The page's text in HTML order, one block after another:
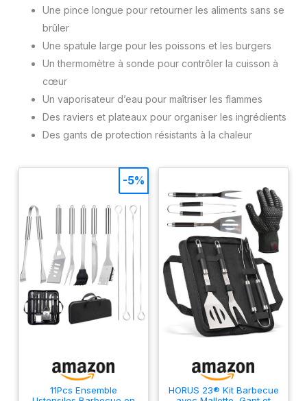
Une pince longue pour retourner les aliments sans se
brûler
Une spatule large pour les poissons et les burgers
Un thermomètre à sonde pour contrôler la cuisson à
cœur
Un vaporisateur d’eau pour maîtriser les flammes
Des raviers et plateaux pour organiser les ingrédients
Des gants de protection résistants à la chaleur
11Pcs Ensemble
-5%
HORUS 23® Kit Barbecue